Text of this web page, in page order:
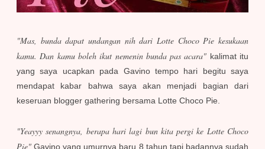
"Mas, bunda dapat undangan nih dari Lotte Choco Pie kesukaan
kamu. Dan kamu boleh ikut nemenin bunda pas acara" kalimat itu
yang saya ucapkan pada Gavino tempo hari begitu saya
mendapat kabar bahwa saya akan menjadi bagian dari
keseruan blogger gathering bersama Lotte Choco Pie.
"Yeayyy senangnya, berapa hari lagi bun kita pergi ke Lotte Choco
Pie"Gavino yang umurnya baru 8 tahun tapi badannya sudah